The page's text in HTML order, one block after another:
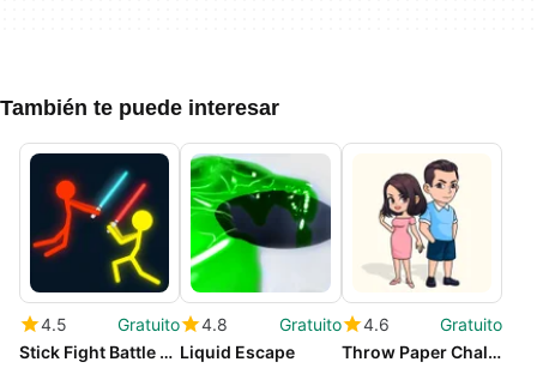
También te puede interesar
4.5
Gratuito
Stick Fight Battle - Stickman
4.8
Gratuito
Liquid Escape
4.6
Gratuito
Throw Paper Challenge